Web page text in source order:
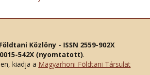
Közlöny - ISSN 2559-902X
542X (nyomtatott).
kiadja a Magyarhoni Földtani Társulat